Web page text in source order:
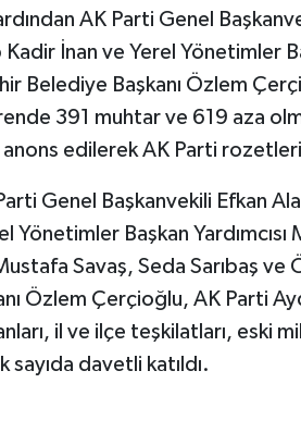
AK Parti Genel
İnan ve Yerel Yönetimler
Belediye Başkanı Özlem
391 muhtar ve 619 aza
edilerek AK Parti rozetleri
Genel Başkanvekili Efkan
Yönetimler Başkan
Savaş, Seda Sarıbaş ve
Özlem Çerçioğlu, AK Parti
il ve ilçe teşkilatları, eski
sayıda davetli katıldı.